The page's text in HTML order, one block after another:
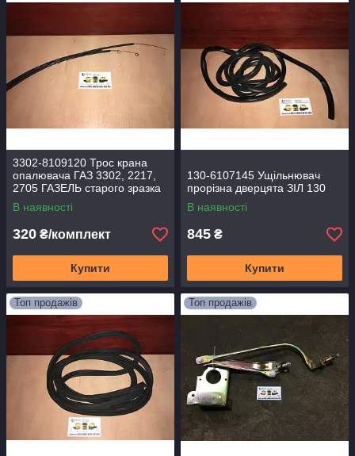
3302-8109120 Трос крана
опалювача ГАЗ 3302, 2217,
2705 ГАЗЕЛЬ старого зразка
(комплект 5 шт.) (Спр-во
Україна)
В наявності
320 ₴/комплект
Купити
130-6107145 Ущільнювач
прорізна дверцята ЗІЛ 130
В наявності
845 ₴
Купити
Топ продажів Топ продажів